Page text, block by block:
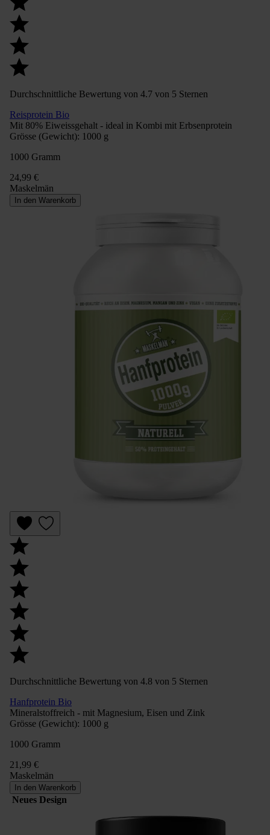
Durchschnittliche Bewertung von 4.7 von 5 Sternen
Reisprotein Bio
Mit 80% Eiweissgehalt - ideal in Kombi mit Erbsenprotein
Grösse (Gewicht): 1000 g
1000 Gramm
24,99 €
Maskelmän
In den Warenkorb
Durchschnittliche Bewertung von 4.8 von 5 Sternen
Hanfprotein Bio
Mineralstoffreich - mit Magnesium, Eisen und Zink
Grösse (Gewicht): 1000 g
1000 Gramm
21,99 €
Maskelmän
In den Warenkorb
Neues Design